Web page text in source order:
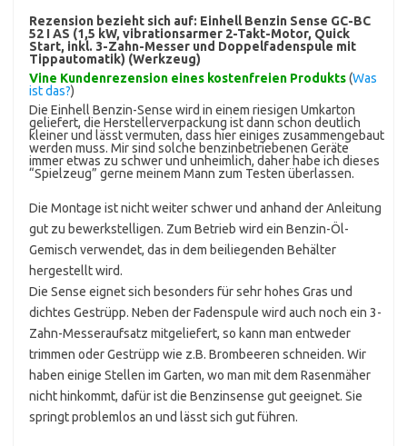
Rezension bezieht sich auf: Einhell Benzin Sense GC-BC
52 I AS (1,5 kW, vibrationsarmer 2-Takt-Motor, Quick
Start, inkl. 3-Zahn-Messer und Doppelfadenspule mit
Tippautomatik) (Werkzeug)
Vine Kundenrezension eines kostenfreien Produkts(Was
ist das?)
Die Einhell Benzin-Sense wird in einem riesigen Umkarton
geliefert, die Herstellerverpackung ist dann schon deutlich
kleiner und lässt vermuten, dass hier einiges zusammengebaut
werden muss. Mir sind solche benzinbetriebenen Geräte
immer etwas zu schwer und unheimlich, daher habe ich dieses
“Spielzeug” gerne meinem Mann zum Testen überlassen.
Die Montage ist nicht weiter schwer und anhand der Anleitung
gut zu bewerkstelligen. Zum Betrieb wird ein Benzin-Öl-
Gemisch verwendet, das in dem beiliegenden Behälter
hergestellt wird.
Die Sense eignet sich besonders für sehr hohes Gras und
dichtes Gestrüpp. Neben der Fadenspule wird auch noch ein 3-
Zahn-Messeraufsatz mitgeliefert, so kann man entweder
trimmen oder Gestrüpp wie z.B. Brombeeren schneiden. Wir
haben einige Stellen im Garten, wo man mit dem Rasenmäher
nicht hinkommt, dafür ist die Benzinsense gut geeignet. Sie
springt problemlos an und lässt sich gut führen.